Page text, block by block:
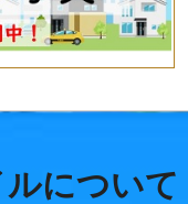
について